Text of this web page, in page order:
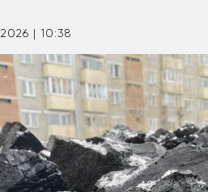
| 10:38